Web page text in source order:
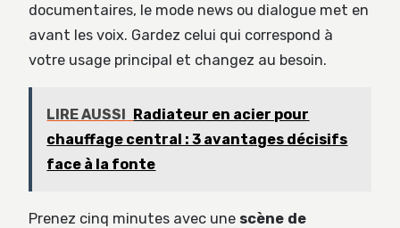
documentaires, le mode news ou dialogue met en
avant les voix. Gardez celui qui correspond à
votre usage principal et changez au besoin.
LIRE AUSSI Radiateur en acier pour
chauffage central : 3 avantages décisifs
face à la fonte
Prenez cinq minutes avec une scène de